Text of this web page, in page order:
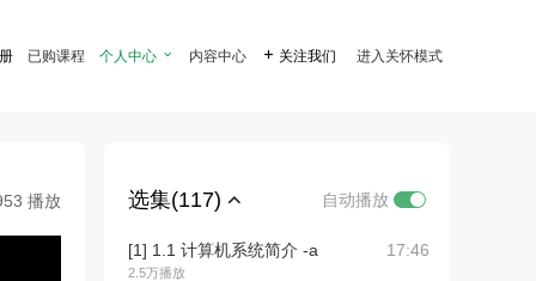
已购课程 个人中心  内容中心  关注我们 进入关怀模式
播放 选集(117) 自动播放
[1] 1.1 计算机系统简介 -a
2.5万播放
17:46